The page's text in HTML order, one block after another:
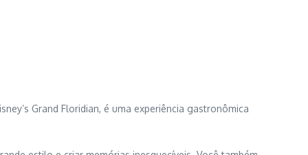
Grand Floridian, é uma experiência gastronômica